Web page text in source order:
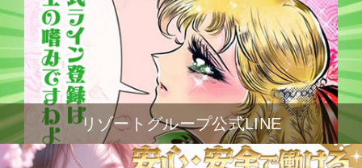
リゾートグループ公式LINE